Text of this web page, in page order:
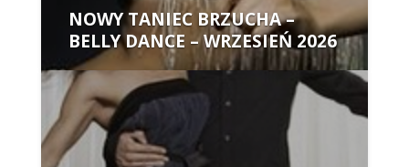
NOWY TANIEC BRZUCHA –
BELLY DANCE – WRZESIEŃ 2026
Autor: